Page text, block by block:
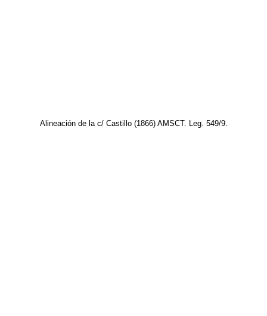
Alineación de la c/ Castillo (1866) AMSCT. Leg. 549/9.